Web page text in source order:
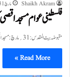
Shaikh Akram مارچ 31, 2024
فلسطینی عوام مسجد
مقبوضہ بیت المقدس:31؍مارچ: مسجد اقصی کے خطیب اور ممتاز عالم دین الشیخ عکرمہ صبری نے نے کہا ہے کہ جب تک…
Read More »